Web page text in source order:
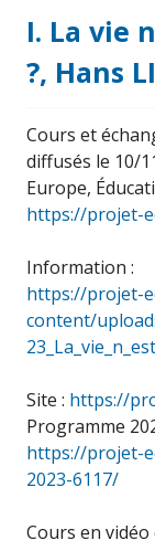
I. La vie
?, Hans
Cours et
diffusés le 10/
Europe,
https://projet-
Information :
https://projet-
content/
Site : https://
Programme
https://projet-
2023-6117/
Cours en vidéo